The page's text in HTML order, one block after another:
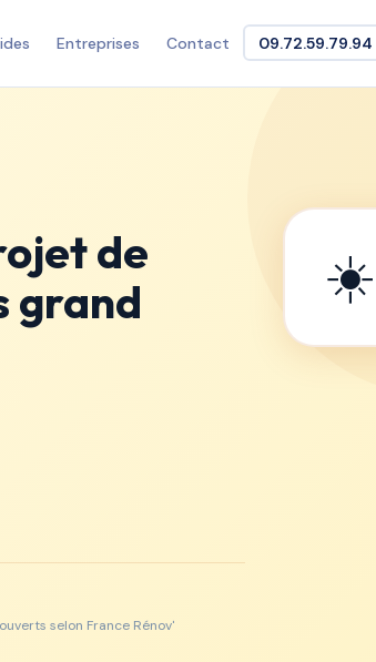
Entreprises Contact 09.72.59.79.94
de
grand
selon France Rénov'
☀️